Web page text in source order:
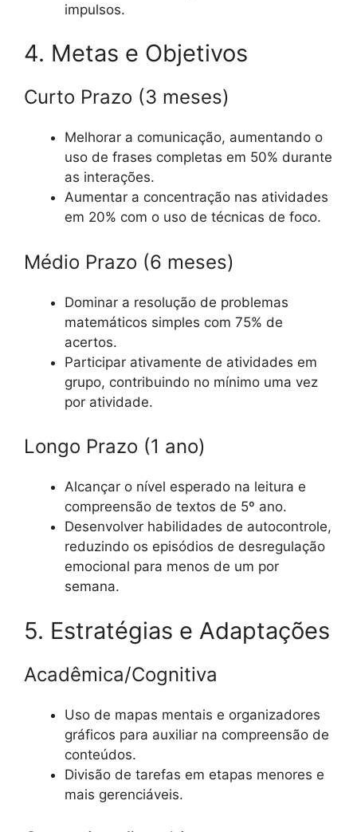
impulsos.
4. Metas e Objetivos
Curto Prazo (3 meses)
Melhorar a comunicação, aumentando o
uso de frases completas em 50% durante
as interações.
Aumentar a concentração nas atividades
em 20% com o uso de técnicas de foco.
Médio Prazo (6 meses)
Dominar a resolução de problemas
matemáticos simples com 75% de
acertos.
Participar ativamente de atividades em
grupo, contribuindo no mínimo uma vez
por atividade.
Longo Prazo (1 ano)
Alcançar o nível esperado na leitura e
compreensão de textos de 5º ano.
Desenvolver habilidades de autocontrole,
reduzindo os episódios de desregulação
emocional para menos de um por
semana.
5. Estratégias e Adaptações
Acadêmica/Cognitiva
Uso de mapas mentais e organizadores
gráficos para auxiliar na compreensão de
conteúdos.
Divisão de tarefas em etapas menores e
mais gerenciáveis.